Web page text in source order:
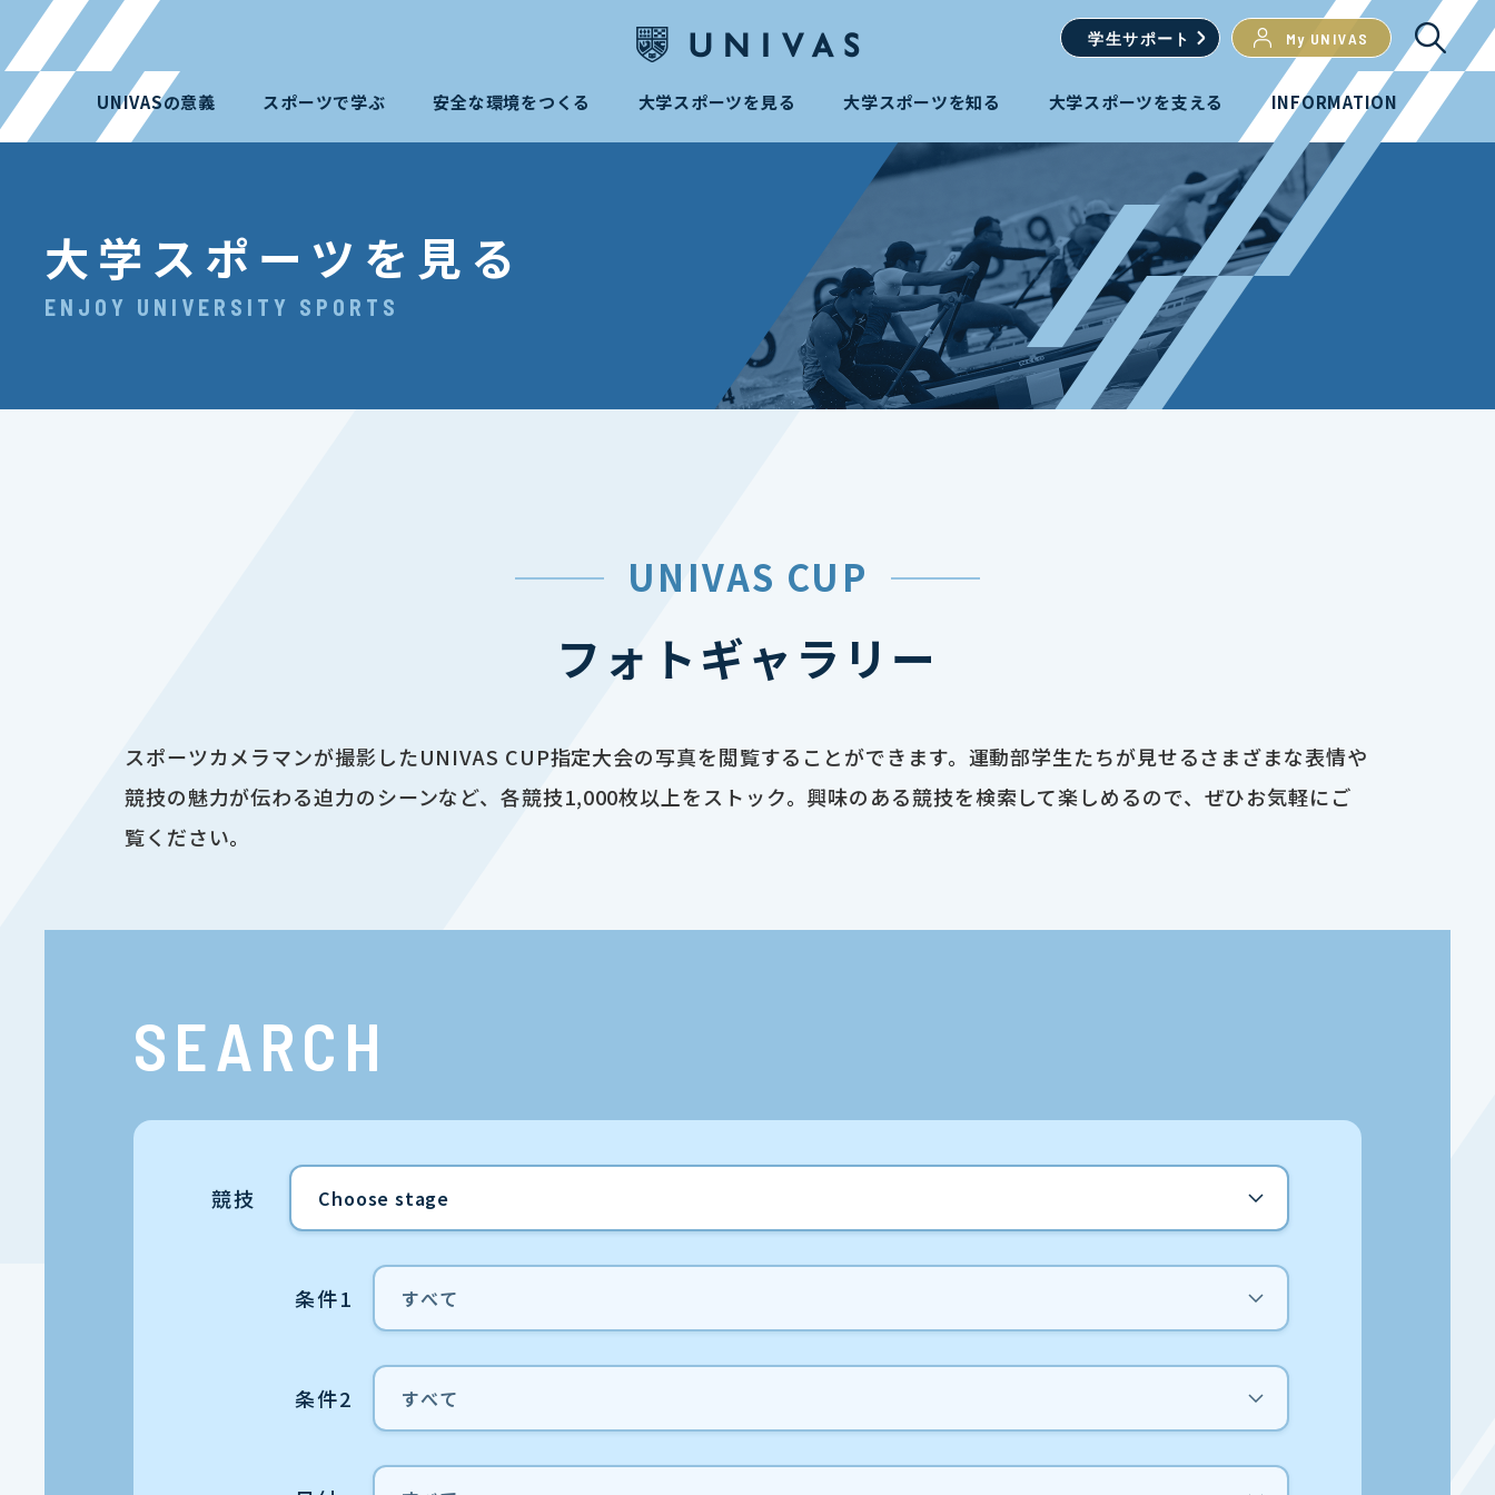
学生サポート My UNIVAS
UNIVASの意義 スポーツで学ぶ 安全な環境をつくる 大学スポーツを見る 大学スポーツを知る 大学スポーツを支える INFORMATION
大学スポーツを見る
ENJOY UNIVERSITY SPORTS
UNIVAS CUP
フォトギャラリー
スポーツカメラマンが撮影したUNIVAS CUP指定大会の写真を閲覧することができます。運動部学生たちが見せるさまざまな表情や
競技の魅力が伝わる迫力のシーンなど、各競技1,000枚以上をストック。興味のある競技を検索して楽しめるので、ぜひお気軽にご
覧ください。
SEARCH
競技
条件1
条件2